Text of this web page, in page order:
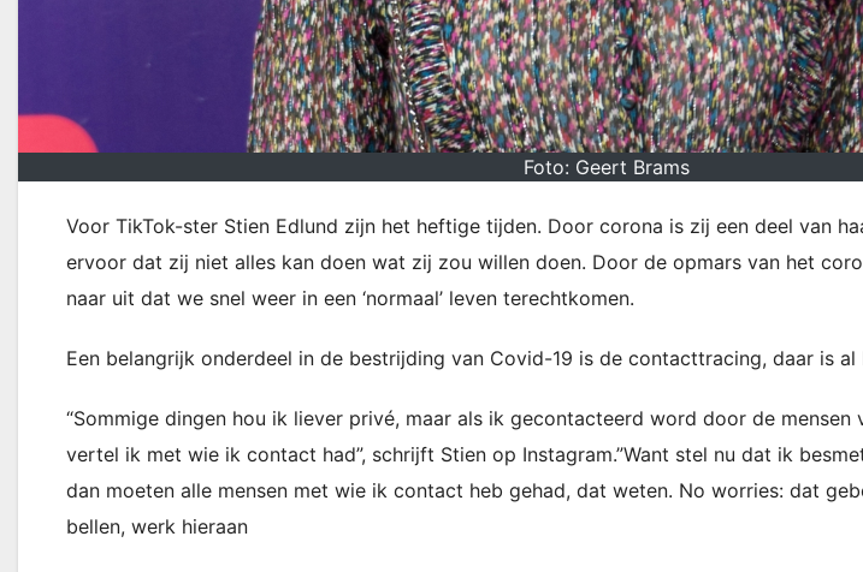
Foto: Geert Brams
Voor TikTok-ster Stien Edlund zijn het heftige tijden. Door corona is zij een deel van
ervoor dat zij niet alles kan doen wat zij zou willen doen. Door de opmars van het
naar uit dat we snel weer in een ‘normaal’ leven terechtkomen.
Een belangrijk onderdeel in de bestrijding van Covid-19 is de contacttracing, daar is
“Sommige dingen hou ik liever privé, maar als ik gecontacteerd word door de
vertel ik met wie ik contact had”, schrijft Stien op Instagram.”Want stel nu dat ik
dan moeten alle mensen met wie ik contact heb gehad, dat weten. No worries: dat
bellen, werk hieraan